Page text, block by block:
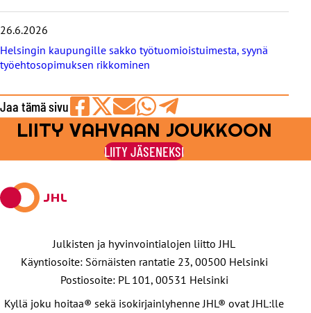
26.6.2026
Helsingin kaupungille sakko työtuomioistuimesta, syynä
työehtosopimuksen rikkominen
Jaa tämä sivu
Jaa
Facebookissa
Jaa
viestipalvelu
X:ssä
Jaa
sähköpostilla
Jaa
WhatsAppilla
Jaa
Telegramilla
LIITY VAHVAAN JOUKKOON
LIITY JÄSENEKSI
Julkisten ja hyvinvointialojen liitto JHL
Käyntiosoite: Sörnäisten rantatie 23, 00500 Helsinki
Postiosoite: PL 101, 00531 Helsinki
Kyllä joku hoitaa® sekä isokirjainlyhenne JHL® ovat JHL:lle